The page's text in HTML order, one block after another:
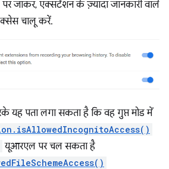
जाकर, एक्सटेंशन के ज़्यादा जानकारी वाले
चालू करें.
पता लगा सकता है कि वह गुप्त मोड में
यूआरएल पर चल सकता है